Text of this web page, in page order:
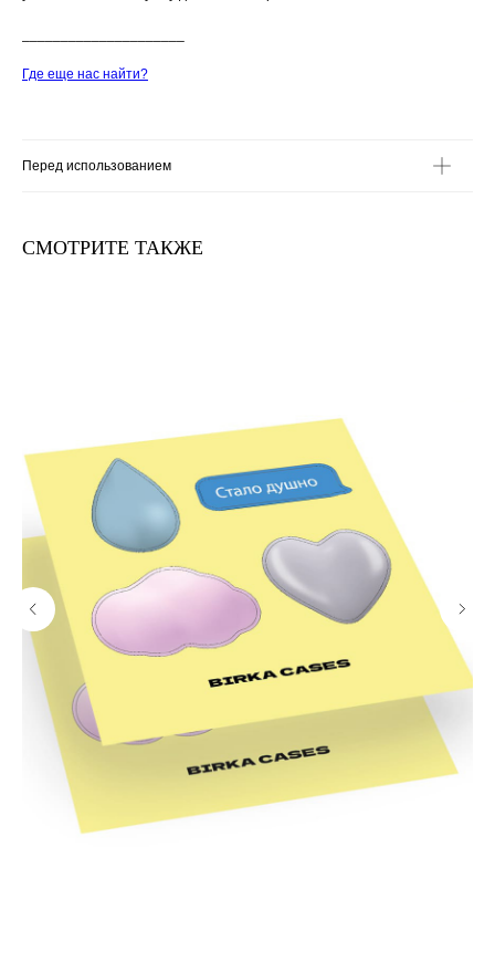
Где еще нас найти?
Перед использованием
СМОТРИТЕ ТАКЖЕ